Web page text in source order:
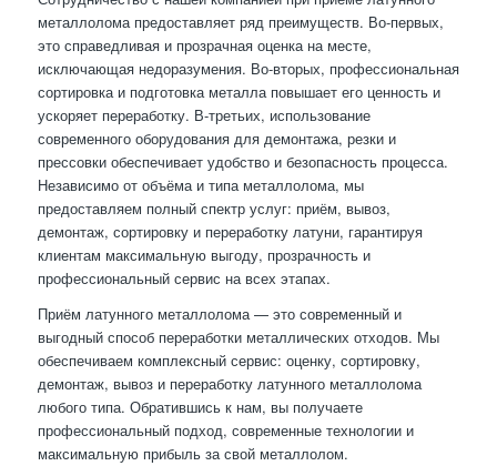
металлолома предоставляет ряд преимуществ. Во-первых,
это справедливая и прозрачная оценка на месте,
исключающая недоразумения. Во-вторых, профессиональная
сортировка и подготовка металла повышает его ценность и
ускоряет переработку. В-третьих, использование
современного оборудования для демонтажа, резки и
прессовки обеспечивает удобство и безопасность процесса.
Независимо от объёма и типа металлолома, мы
предоставляем полный спектр услуг: приём, вывоз,
демонтаж, сортировку и переработку латуни, гарантируя
клиентам максимальную выгоду, прозрачность и
профессиональный сервис на всех этапах.
Приём латунного металлолома — это современный и
выгодный способ переработки металлических отходов. Мы
обеспечиваем комплексный сервис: оценку, сортировку,
демонтаж, вывоз и переработку латунного металлолома
любого типа. Обратившись к нам, вы получаете
профессиональный подход, современные технологии и
максимальную прибыль за свой металлолом.